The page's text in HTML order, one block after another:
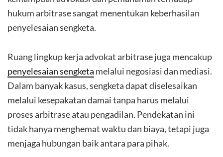
hukum arbitrase sangat menentukan keberhasilan
penyelesaian sengketa.
Ruang lingkup kerja advokat arbitrase juga mencakup
penyelesaian sengketa melalui negosiasi dan mediasi.
Dalam banyak kasus, sengketa dapat diselesaikan
melalui kesepakatan damai tanpa harus melalui
proses arbitrase atau pengadilan. Pendekatan ini
tidak hanya menghemat waktu dan biaya, tetapi juga
menjaga hubungan baik antara para pihak.